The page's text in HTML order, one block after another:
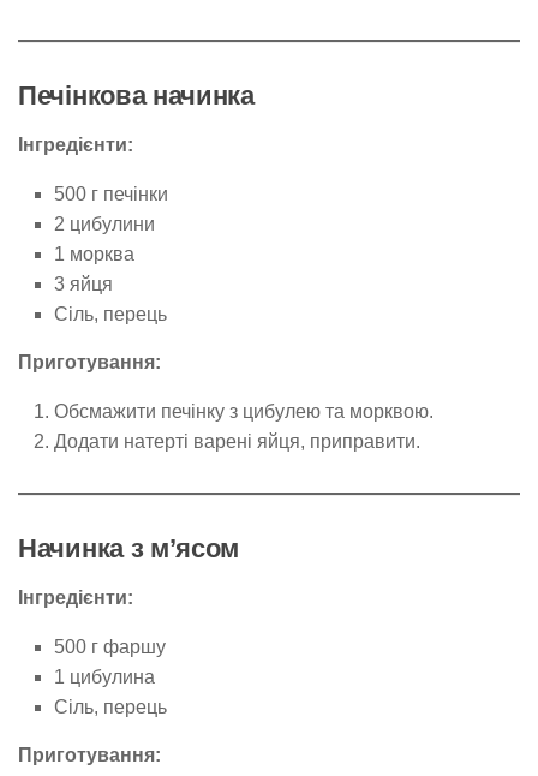
Печінкова начинка
Інгредієнти:
500 г печінки
2 цибулини
1 морква
3 яйця
Сіль, перець
Приготування:
Обсмажити печінку з цибулею та морквою.
Додати натерті варені яйця, приправити.
Начинка з м’ясом
Інгредієнти:
500 г фаршу
1 цибулина
Сіль, перець
Приготування: